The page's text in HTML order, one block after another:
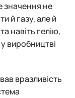
значення не
й газу, але й
навіть гелію,
виробництві
вразливість